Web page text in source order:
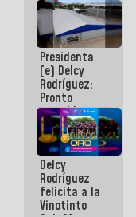
Arias y
Giraly
Marcano por
hacer
historia en
los
Centroamericanos
Presidenta
(e) Delcy
Rodríguez:
Pronto
restableceremos
las
operaciones
en el
Aeropuerto
Internacional
de
Maiquetía
Delcy
Rodríguez
felicita a la
Vinotinto